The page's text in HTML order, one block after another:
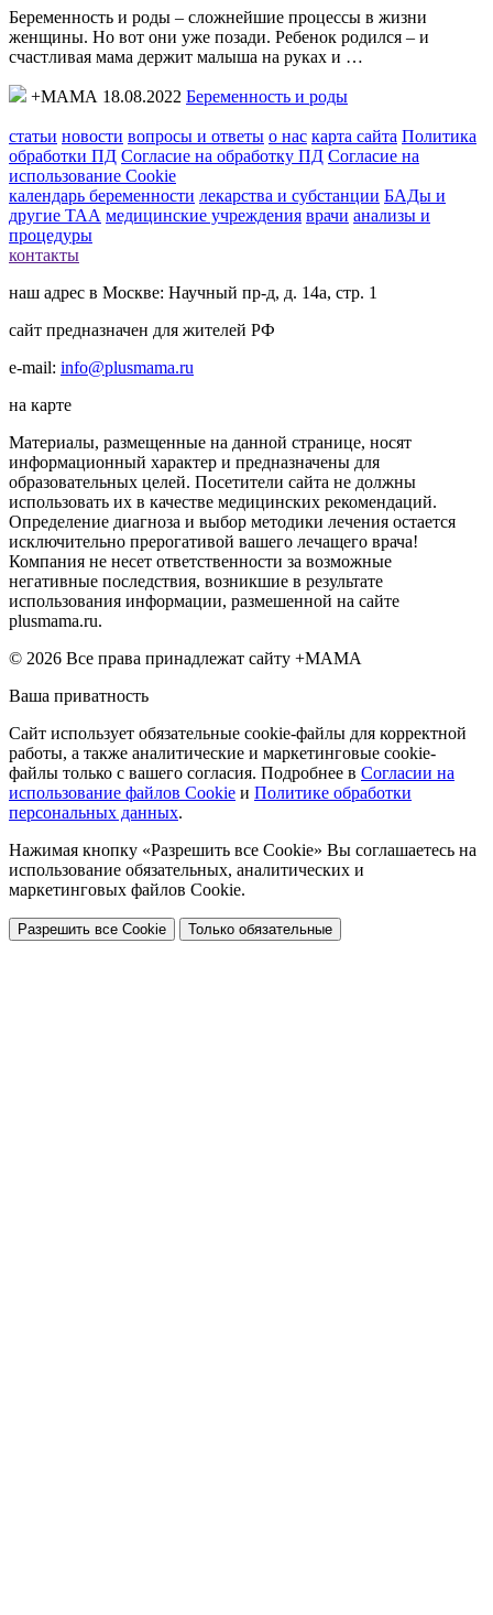
Беременность и роды – сложнейшие процессы в жизни
женщины. Но вот они уже позади. Ребенок родился – и
счастливая мама держит малыша на руках и …
+МАМА 18.08.2022 Беременность и роды
статьи новости вопросы и ответы о нас карта сайта Политика
обработки ПД Согласие на обработку ПД Согласие на
использование Cookie
календарь беременности лекарства и субстанции БАДы и
другие ТАА медицинские учреждения врачи анализы и
процедуры
контакты
наш адрес в Москве: Научный пр-д, д. 14а, стр. 1
сайт предназначен для жителей РФ
e-mail: info@plusmama.ru
на карте
Материалы, размещенные на данной странице, носят
информационный характер и предназначены для
образовательных целей. Посетители сайта не должны
использовать их в качестве медицинских рекомендаций.
Определение диагноза и выбор методики лечения остается
исключительно прерогативой вашего лечащего врача!
Компания не несет ответственности за возможные
негативные последствия, возникшие в результате
использования информации, размешенной на сайте
plusmama.ru.
© 2026 Все права принадлежат сайту +МАМА
Ваша приватность
Сайт использует обязательные cookie-файлы для корректной
работы, а также аналитические и маркетинговые cookie-
файлы только с вашего согласия. Подробнее в Согласии на
использование файлов Cookie и Политике обработки
персональных данных.
Нажимая кнопку «Разрешить все Cookie» Вы соглашаетесь на
использование обязательных, аналитических и
маркетинговых файлов Cookie.
Разрешить все Cookie Только обязательные